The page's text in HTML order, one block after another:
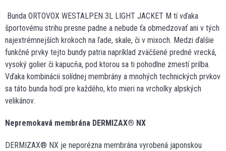
Bunda ORTOVOX WESTALPEN 3L LIGHT JACKET M tí vďaka
športovému strihu presne padne a nebude ťa obmedzovať ani v tých
najextrémnejších krokoch na ľade, skale, či v mixoch. Medzi ďalšie
funkčné prvky tejto bundy patria napríklad zväčšené predné vrecká,
vysoký golier či kapucňa, pod ktorou sa ti pohodlne zmestí prilba.
Vďaka kombinácii solídnej membrány a mnohých technických prvkov
sa táto bunda hodí pre každého, kto mieri na vrcholky alpských
velikánov.
Nepremokavá membrána DERMIZAX® NX
DERMIZAX® NX je neporézna membrána vyrobená japonskou